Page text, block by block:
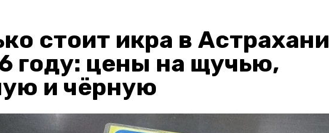
стоит икра в Астрахани
году: цены на щучью,
и чёрную